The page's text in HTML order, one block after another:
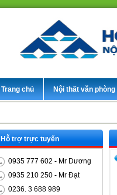
Trang chủ Nội thất văn phòng
Hỗ trợ trực tuyến
0935 777 602 - Mr Dương
0935 210 250 - Mr Đạt
0236. 3 688 989